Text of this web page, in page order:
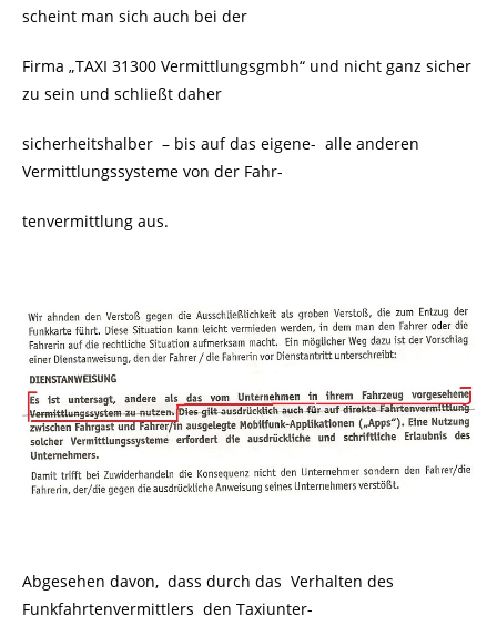
scheint man sich auch bei der
Firma „TAXI 31300 Vermittlungsgmbh“ und nicht ganz sicher
zu sein und schließt daher
sicherheitshalber – bis auf das eigene- alle anderen
Vermittlungssysteme von der Fahr-
tenvermittlung aus.
Abgesehen davon, dass durch das Verhalten des
Funkfahrtenvermittlers den Taxiunter-